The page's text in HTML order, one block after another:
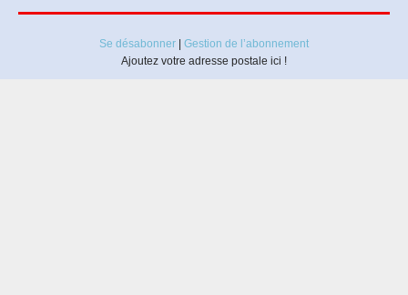
Se désabonner
Gestion de l’abonnement
Ajoutez votre adresse postale ici !